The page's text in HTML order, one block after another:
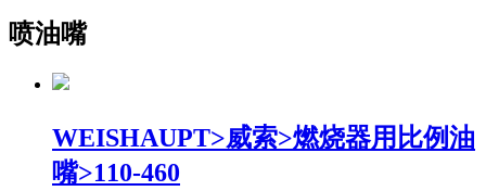
喷油嘴
WEISHAUPT>威索>燃烧器用比例油
嘴>110-460